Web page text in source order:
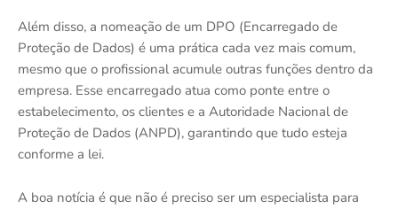
Além disso, a nomeação de um DPO (Encarregado de
Proteção de Dados) é uma prática cada vez mais comum,
mesmo que o profissional acumule outras funções dentro da
empresa. Esse encarregado atua como ponte entre o
estabelecimento, os clientes e a Autoridade Nacional de
Proteção de Dados (ANPD), garantindo que tudo esteja
conforme a lei.
A boa notícia é que não é preciso ser um especialista para